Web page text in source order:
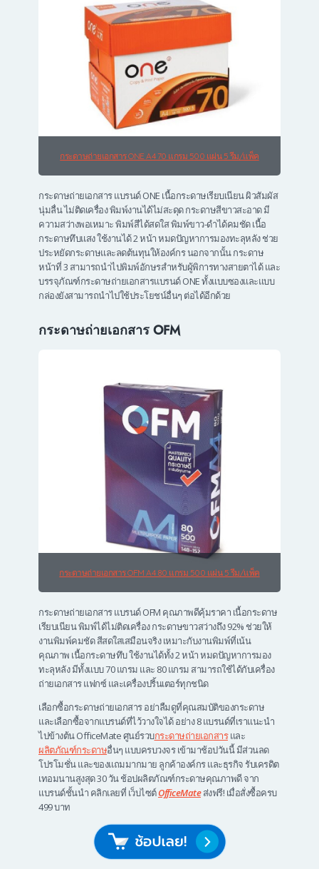
กระดาษถ่ายเอกสาร ONE A4 70 แกรม 500 แผ่น 5 รีม/แพ็ค
กระดาษถ่ายเอกสาร แบรนด์ ONE เนื้อกระดาษเรียบเนียน ผิวสัมผัส
นุ่มลื่น ไม่ติดเครื่อง พิมพ์งานได้ไม่สะดุด กระดาษสีขาวสะอาด มี
ความสว่างพอเหมาะ พิมพ์สีได้สดใส พิมพ์ขาว-ดำได้คมชัด เนื้อ
กระดาษทึบแสง ใช้งานได้ 2 หน้า หมดปัญหาการมองทะลุหลัง ช่วย
ประหยัดกระดาษและลดต้นทุนให้องค์กร นอกจากนั้น กระดาษ
หน้าที่ 3 สามารถนำไปพิมพ์อักษรสำหรับผู้พิการทางสายตาได้ และ
บรรจุภัณฑ์กระดาษถ่ายเอกสารแบรนด์ ONE ทั้งแบบซองและแบบ
กล่องยังสามารถนำไปใช้ประโยชน์อื่นๆ ต่อได้อีกด้วย
กระดาษถ่ายเอกสาร OFM
กระดาษถ่ายเอกสาร OFM A4 80 แกรม 500 แผ่น 5 รีม/แพ็ค
กระดาษถ่ายเอกสาร แบรนด์ OFM คุณภาพดีคุ้มราคา เนื้อกระดาษ
เรียบเนียน พิมพ์ได้ไม่ติดเครื่อง กระดาษขาวสว่างถึง 92% ช่วยให้
งานพิมพ์คมชัด สีสดใสเสมือนจริง เหมาะกับงานพิมพ์ที่เน้น
คุณภาพ เนื้อกระดาษทึบ ใช้งานได้ทั้ง 2 หน้า หมดปัญหาการมอง
ทะลุหลัง มีทั้งแบบ 70 แกรม และ 80 แกรม สามารถใช้ได้กับเครื่อง
ถ่ายเอกสาร แฟกซ์ และเครื่องปริ้นเตอร์ทุกชนิด
เลือกซื้อกระดาษถ่ายเอกสาร อย่าลืมดูที่คุณสมบัติของกระดาษ
และเลือกซื้อจากแบรนด์ที่ไว้วางใจได้ อย่าง 8 แบรนด์ที่เราแนะนำ
ไปข้างต้น OfficeMate ศูนย์รวบกระดาษถ่ายเอกสารและ
ผลิตภัณฑ์กระดาษอื่นๆ แบบครบวงจร เข้ามาช้อปวันนี้ มีส่วนลด
โปรโมชั่น และของแถมมากมาย ลูกค้าองค์กร และธุรกิจ รับเครดิต
เทอมนานสูงสุด 30 วัน ช้อปผลิตภัณฑ์กระดาษคุณภาพดี จาก
แบรนด์ชั้นนำ คลิกเลยที่ เว็บไซต์OfficeMateส่งฟรี! เมื่อสั่งซื้อครบ
499 บาท